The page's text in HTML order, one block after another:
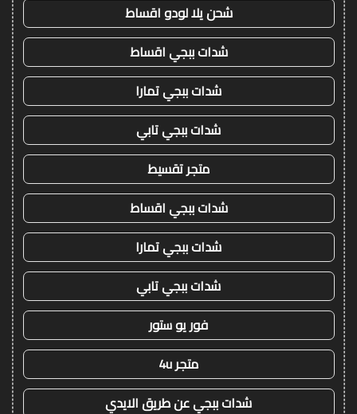
شحن يلا لودو اقساط
شدات ببجي اقساط
شدات ببجي تمارا
شدات ببجي تابي
متجر تقسيط
شدات ببجي اقساط
شدات ببجي تمارا
شدات ببجي تابي
فور يو ستور
متجر 4u
شدات ببجي عن طريق الايدي